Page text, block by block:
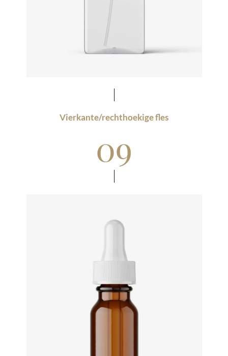
Vierkante/rechthoekige fles
09